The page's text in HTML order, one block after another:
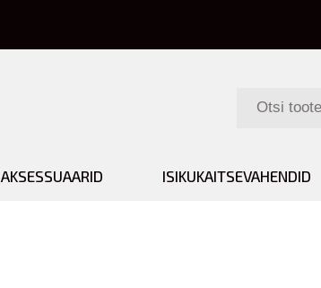
AKSESSUAARID ISIKUKAITSEVAHENDID